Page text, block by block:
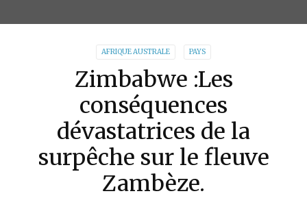
AFRIQUE AUSTRALE PAYS
Zimbabwe :Les
conséquences
dévastatrices de la
surpêche sur le fleuve
Zambèze.